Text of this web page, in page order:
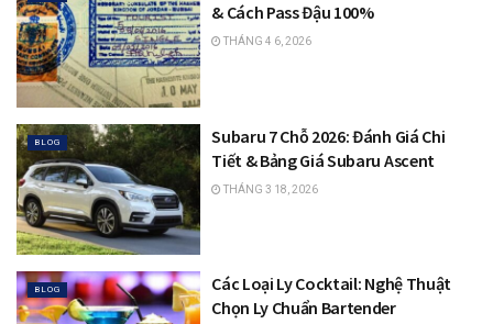
& Cách Pass Đậu 100%
THÁNG 4 6, 2026
BLOG
Subaru 7 Chỗ 2026: Đánh Giá Chi
Tiết & Bảng Giá Subaru Ascent
THÁNG 3 18, 2026
BLOG
Các Loại Ly Cocktail: Nghệ Thuật
Chọn Ly Chuẩn Bartender